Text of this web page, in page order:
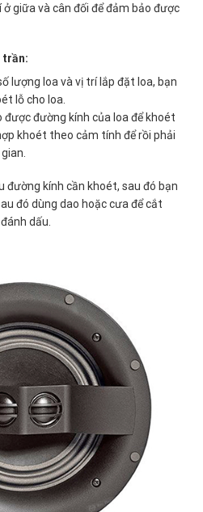
giữa và cân đối để đảm bảo được
trần:
lượng loa và vị trí lắp đặt loa, bạn
lỗ cho loa.
đường kính của loa để khoét
khoét theo cảm tính để rồi phải
đường kính cần khoét, sau đó bạn
đó dùng dao hoặc cưa để cắt
dấu.